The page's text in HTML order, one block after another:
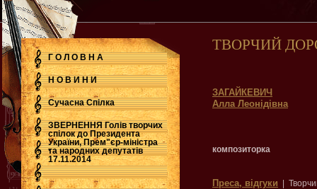
Г О Л О В Н А
Н О В И Н И
Сучасна Cпілка
ЗВЕРНЕННЯ Голів творчих
спілок до Президента
України, Прем"єр-міністра
та народних депутатів
17.11.2014
.
ТВОРЧИЙ
ЗАГАЙКЕВИЧ
Алла Леонідівна
композиторка
Преса, відгуки |